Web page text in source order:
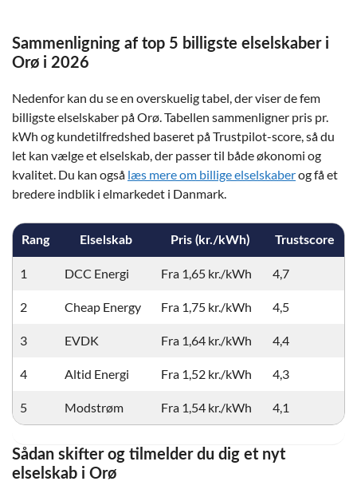
Sammenligning af top 5 billigste elselskaber i
Orø i 2026
Nedenfor kan du se en overskuelig tabel, der viser de fem
billigste elselskaber på Orø. Tabellen sammenligner pris pr.
kWh og kundetilfredshed baseret på Trustpilot-score, så du
let kan vælge et elselskab, der passer til både økonomi og
kvalitet. Du kan også læs mere om billige elselskaberog få et
bredere indblik i elmarkedet i Danmark.
Rang Elselskab Pris (kr./kWh) Trustscore
1 DCC Energi Fra 1,65 kr./kWh 4,7
2 Cheap Energy Fra 1,75 kr./kWh 4,5
3 EVDK Fra 1,64 kr./kWh 4,4
4 Altid Energi Fra 1,52 kr./kWh 4,3
5 Modstrøm Fra 1,54 kr./kWh 4,1
Sådan skifter og tilmelder du dig et nyt
elselskab i Orø